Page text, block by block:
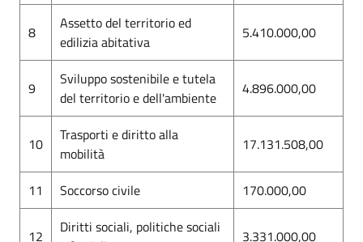
8
Assetto del territorio ed
edilizia abitativa
5.410.000,00
9
Sviluppo sostenibile e tutela
del territorio e dell'ambiente
4.896.000,00
10
Trasporti e diritto alla
mobilità
17.131.508,00
11 Soccorso civile 170.000,00
12
Diritti sociali, politiche sociali
3.331.000,00